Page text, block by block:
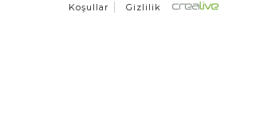
Koşullar Gizlilik